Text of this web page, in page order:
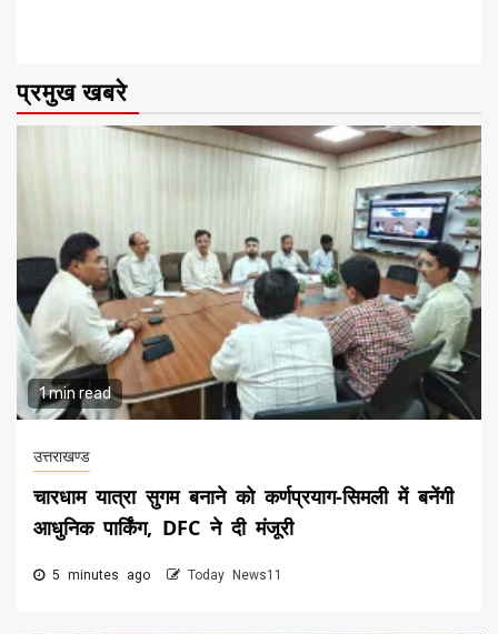
प्रमुख खबरे
1 min read
उत्तराखण्ड
चारधाम यात्रा सुगम बनाने को कर्णप्रयाग-सिमली में बनेंगी
आधुनिक पार्किंग, DFC ने दी मंजूरी
5 minutes ago Today News11